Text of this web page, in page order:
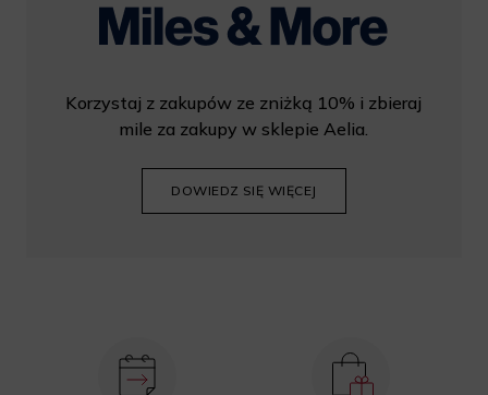
Korzystaj z zakupów ze zniżką 10% i zbieraj
mile za zakupy w sklepie Aelia.
DOWIEDZ SIĘ WIĘCEJ